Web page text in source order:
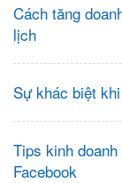
Cách tăng
lịch
Sự khác biệt
Tips kinh
Facebook